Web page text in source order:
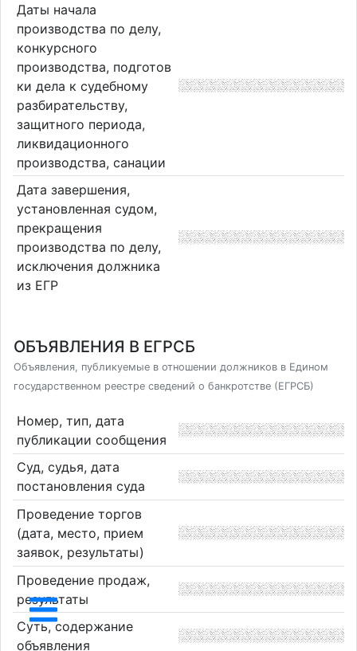
Даты начала
производства по делу,
конкурсного
производства, подготов
ки дела к судебному
разбирательству,
защитного периода,
ликвидационного
производства, санации
Дата завершения,
установленная судом,
прекращения
производства по делу,
исключения должника
из ЕГР
ОБЪЯВЛЕНИЯ В ЕГРСБ
Объявления, публикуемые в отношении должников в Едином
государственном реестре сведений о банкротстве (ЕГРСБ)
Номер, тип, дата
публикации сообщения
Суд, судья, дата
постановления суда
Проведение торгов
(дата, место, прием
заявок, результаты)
Проведение продаж,
результаты
Суть, содержание
объявления